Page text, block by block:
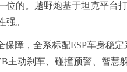
位的。越野炮基于坦克平台
强。
保障，全系标配ESP车身稳
主动刹车、碰撞预警、智慧